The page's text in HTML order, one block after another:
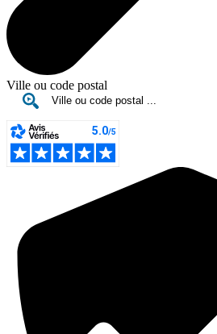
Ville ou code postal